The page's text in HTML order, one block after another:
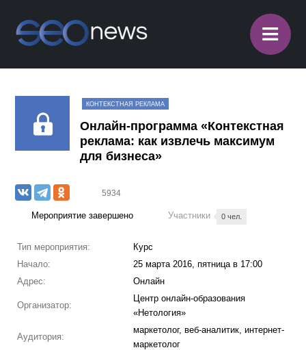
≡
КОНТЕКСТНАЯ РЕКЛАМА
Онлайн-программа «Контекстная
реклама: как извлечь максимум
для бизнеса»
5934
Мероприятие завершено Участники 0 чел.
Тип мероприятия:
Курс
Начало:
25 марта 2016, пятница в 17:00
Адрес:
Онлайн
Организатор:
Центр онлайн-образования
«Нетология»
Аудитория:
маркетолог, веб-аналитик, интернет-
маркетолог